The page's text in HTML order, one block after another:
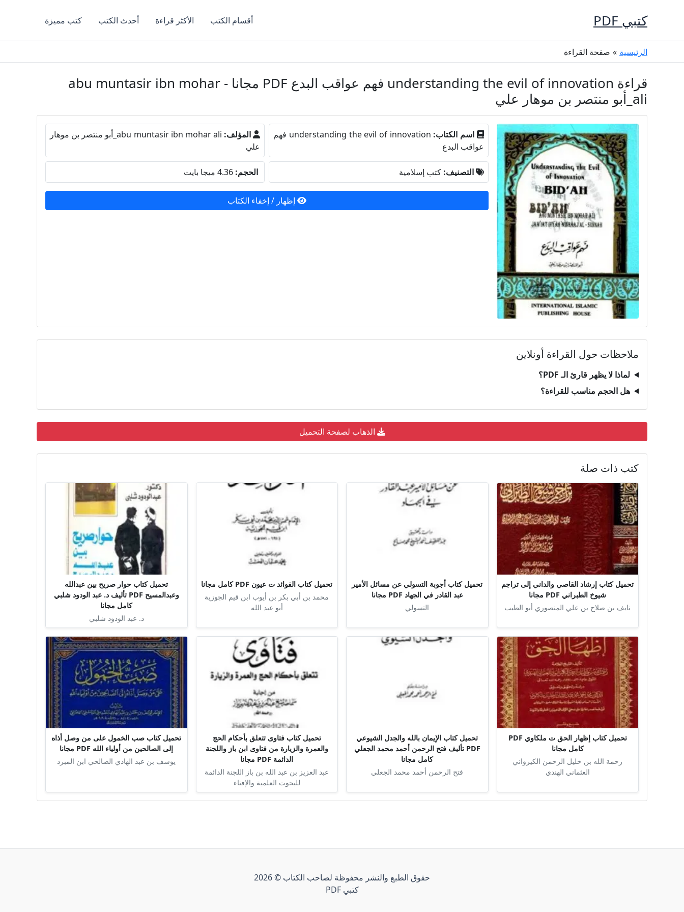
كتبي PDF أقسام الكتب الأكثر قراءة أحدث الكتب كتب مميزة
الرئيسية صفحة القراءة
قراءة understanding the evil of innovation فهم عواقب البدع PDF مجانا - abu muntasir ibn mohar
ali_أبو منتصر بن موهار علي
اسم الكتاب:
understanding the evil of innovation فهم
عواقب البدع
المؤلف:
abu muntasir ibn mohar ali_أبو منتصر بن موهار
علي
التصنيف: كتب إسلامية الحجم:
إظهار / إخفاء الكتاب
ملاحظات حول القراءة أونلاين
لماذا لا يظهر قارئ الـ PDF؟
هل الحجم مناسب للقراءة؟
الذهاب لصفحة التحميل
كتب ذات صلة
تحميل كتاب إرشاد القاصي والداني إلى تراجم
شيوخ الطبراني PDF مجانا
نايف بن صلاح بن علي المنصوري أبو الطيب
تحميل كتاب أجوبة التسولي عن مسائل الأمير
عبد القادر في الجهاد PDF مجانا
التسولي
تحميل كتاب الفوائد ت عيون PDF كامل مجانا
محمد بن أبي بكر بن أيوب ابن قيم الجوزية
أبو عبد الله
تحميل كتاب حوار صريح بين عبدالله
وعبدالمسيح PDF تأليف د. عبد الودود شلبي
كامل مجانا
د. عبد الودود شلبي
تحميل كتاب إظهار الحق ت ملكاوي PDF
كامل مجانا
رحمة الله بن خليل الرحمن الكيرواني
العثماني الهندي
تحميل كتاب الإيمان بالله والجدل الشيوعي
PDF تأليف فتح الرحمن أحمد محمد الجعلي
كامل مجانا
فتح الرحمن أحمد محمد الجعلي
تحميل كتاب فتاوى تتعلق بأحكام الحج
والعمرة والزيارة من فتاوى ابن باز واللجنة
الدائمة PDF مجانا
عبد العزيز بن عبد الله بن باز اللجنة الدائمة
للبحوث العلمية والإفتاء
تحميل كتاب صب الخمول على من وصل أذاه
إلى الصالحين من أولياء الله PDF مجانا
يوسف بن عبد الهادي الصالحي ابن المبرد
حقوق الطبع والنشر محفوظة لصاحب الكتاب © 2026
كتبي PDF